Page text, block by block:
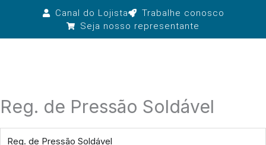
Canal do Lojista
Trabalhe conosco
Seja nosso representante
Reg. de Pressão Soldável